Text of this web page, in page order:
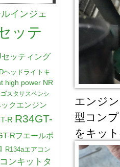
エンジ
型コン
をキッ
インジェ
ッテ
ッティング
ヘッドライトキ
high power NR
スタサスペンシ
クエンジン
R R34GT-
Rフエールポ
R134aエアコン
ンキットタ